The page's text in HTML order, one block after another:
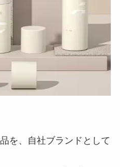
を、自社ブランドとして